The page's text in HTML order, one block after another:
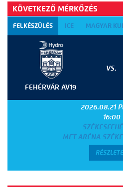
KÖVETKEZŐ MÉRKŐZÉS
FELKÉSZÜLÉS ICE MAGYAR
FEHÉRVÁR AV19
VS.
2026.08.21
16:00
MET ARÉNA